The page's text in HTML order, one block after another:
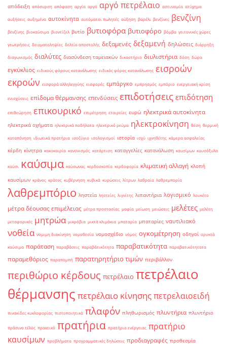
απόδειξη απόσυρση απόφαση αργία αργό αργό πετρέλαιο αστυνομία ατύχημα
αυξήσεις αυξημένα αυτοκίνητα αυτόματοι πωλητές αύξηση βαρέλι βενζίνες βενζίνη
βενζίνης βιοκαύσιμα βιοντίζελ βυτίο βυτιοφόρα βυτιοφόρο βόμβα γειτονικές χώρες
γεωτρήσεις δειγματοληψίες δελτίο αποστολής δεξαμενές δεξαμενή δηλώσεις διάρρηξη
διαγωνισμός διαλύτες διασύνδεση ταμειακών δικαστήριο διυλιστήρια δόση δώρα
εγκύκλιος ειδικούς φόρους κατανάλωσης ειδικός φόρος κατανάλωσης εισροών
εκροών εισφορά αλληλεγγύης εισφορές εμπάργκο εμπρησμός εμπόριο ενεργειακή κρίση
ενισχύσεις επίδομα θέρμανσης επενδύσεις επιδοτήσεις επιδότηση
επιθεώρηση επικουρικό επιμέτρηση εταιρείες ευρώ ηλεκτρικά αυτοκίνητα
ηλεκτρικά οχήματα ηλεκτρικά ποδήλατα ηλεκτρικό ρεύμα ηλεκτροκίνηση θέση θερμική
καταπόνηση ιδιωτικά πρατήρια ισοζύγιο ισολογισμοί ιστορία ισχύ ιχνηθέτης κάμερα ασφαλείας
κέρδη κίνητρα κακοκαιρία κανονισμός κατάρτιση καταγγελίες κατανάλωση καυσίμων καυσόξυλα
καύσι καύσιμα καύσωνας κερδοσκοπία κερδοφορία κλιματική αλλαγή κλοπή
καυσίμων κράνος κράτος κυβέρνηση κυβικά κυρώσεις λίτρων λαθραία λαθρεμπορία
λαθρεμπόριο ληστεία ληστείες λιγνίτης λιπαντήρια λογισμικό λουκέτο
μέτρα δέουσας επιμέλειας μέτρα προστασίας μαφία μείωση μειώσεις μελέτες μελέτη
μεταφορικές μητρώα μικρόβια μικτά κλιμάκια μπαταρία μπαταρίες ναυτιλιακό
νοθεία νομιμη διακίνηση νομοθεσία νομοσχέδιο νόμος ογκομέτρηση οδηγοί ορυκτά
καύσιμα παράταση παραβάσεις παραβάτικότητα παραβατικότητα παραβατικότητατα
παραμεθόριος παραπομπή παρατηρητήριο τιμών περιβάλλον
περιθώριο κέρδους πετρέλαιο πετρέλαιο
θέρμανσης πετρέλαιο κίνησηςπετρελαιοειδή
πινακίδες κυκλοφορίας πιστοποιητικά πλαφόν πληθωρισμός πλυντήρια πλυντήριο
πράσινο τέλος πρακτικό πρατήρια πρατήριο ενέργειας πρατήριο
καυσίμων προβλήματα προγραμματικές δηλώσεις προδιαγραφές προθεσμία